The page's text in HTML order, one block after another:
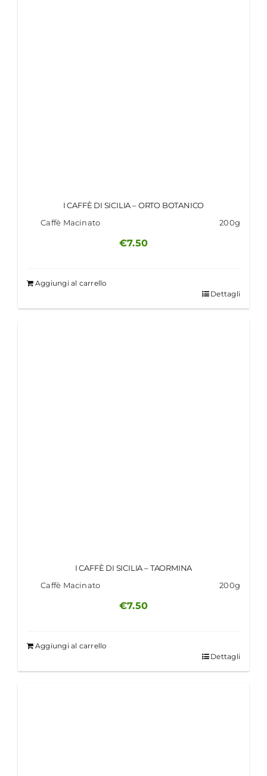
I CAFFÈ DI SICILIA – ORTO BOTANICO
Caffè Macinato
200g
€7.50
Aggiungi al carrello
Dettagli
I CAFFÈ DI SICILIA – TAORMINA
Caffè Macinato
200g
€7.50
Aggiungi al carrello
Dettagli